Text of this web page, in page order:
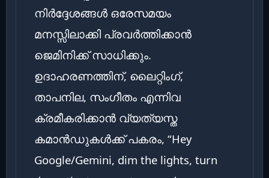
നിർദ്ദേശങ്ങൾ ഒരേസമയം
മനസ്സിലാക്കി പ്രവർത്തിക്കാൻ
ജെമിനിക്ക് സാധിക്കും.
ഉദാഹരണത്തിന്, ലൈറ്റിംഗ്,
താപനില, സംഗീതം എന്നിവ
ക്രമീകരിക്കാൻ വ്യത്യസ്ത
കമാൻഡുകൾക്ക് പകരം, “Hey
Google/Gemini, dim the lights, turn